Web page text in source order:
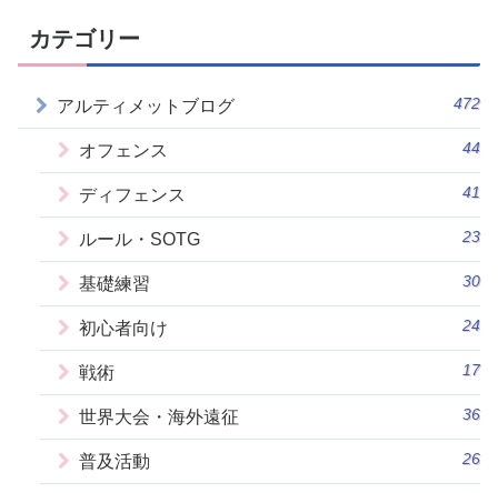
カテゴリー
アルティメットブログ 472
オフェンス 44
ディフェンス 41
ルール・SOTG 23
基礎練習 30
初心者向け 24
戦術 17
世界大会・海外遠征 36
普及活動 26